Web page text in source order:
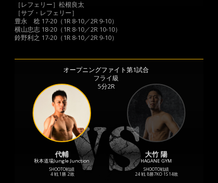
［レフェリー］松根良太
［サブ・レフェリー］
豊永 稔 17-20（1R 8-10／2R 9-10）
横山忠志 18-20（1R 8-10／2R 10-10）
鈴野利之 17-20（1R 8-10／2R 9-10）
オープニングファイト第1試合
フライ級
5分2R
代輔
秋本道場Jungle Junction
SHOOTO戦績
4 戦 1勝 2敗
大竹 陽
HAGANE GYM
SHOOTO戦績
24 戦 8勝7KO 1S 14敗